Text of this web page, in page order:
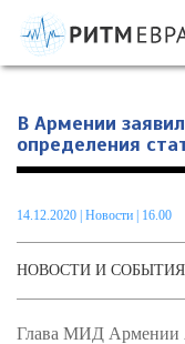
Информационно-
проблемам интеграции на
В Армении
определения
14.12.2020 Новости | 16.00
НОВОСТИ И СОБЫТИЯ
Глава МИД Армении